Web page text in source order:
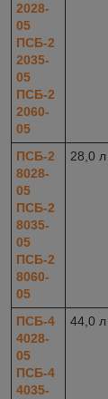
2028-
05
ПСБ-2
2035-
05
ПСБ-2
2060-
05
ПСБ-2
8028-
05
ПСБ-2
8035-
05
ПСБ-2
8060-
05
28,0 л
ПСБ-4
4028-
05
ПСБ-4
4035-
44,0 л